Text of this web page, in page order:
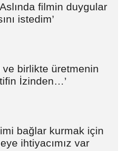
filmin duygular
istedim’
birlikte üretmenin
İzinden…’
bağlar kurmak için
ihtiyacımız var